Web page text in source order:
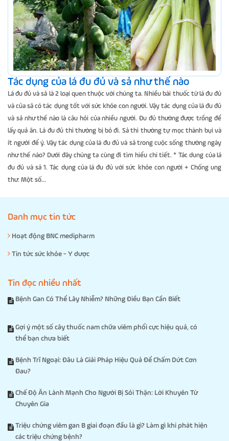
Tác dụng của lá đu đủ và sả như thế nào
Lá đu đủ và sả là 2 loại quen thuộc với chúng ta. Nhiều bài thuốc từ lá đu đủ
và của sả có tác dụng tốt với sức khỏe con người. Vậy tác dụng của lá đu đủ
và sả như thế nào là câu hỏi của nhiều người. Đu đủ thường được trồng để
lấy quả ăn. Lá đu đủ thì thường bị bỏ đi. Sả thì thường tự mọc thành bụi và
ít người để ý. Vậy tác dụng của lá đu đủ và sả trong cuộc sống thường ngày
như thế nào? Dưới đây chúng ta cùng đi tìm hiểu chi tiết. * Tác dung của lá
đu đủ và sả 1. Tác dụng của lá đu đủ với sức khỏe con người + Chống ung
thư: Một số...
Danh mục tin tức
Hoạt động BNC medipharm
Tin tức sức khỏe - Y dược
Tin đọc nhiều nhất
Bệnh Gan Có Thể Lây Nhiễm? Những Điều Bạn Cần Biết
Gợi ý một số cây thuốc nam chữa viêm phổi cực hiệu quả, có
thể bạn chưa biết
Bệnh Trĩ Ngoại: Đâu Là Giải Pháp Hiệu Quả Để Chấm Dứt Cơn
Đau?
Chế Độ Ăn Lành Mạnh Cho Người Bị Sỏi Thận: Lời Khuyên Từ
Chuyên Gia
Triệu chứng viêm gan B giai đoạn đầu là gì? Làm gì khi phát hiện
các triệu chứng bệnh?